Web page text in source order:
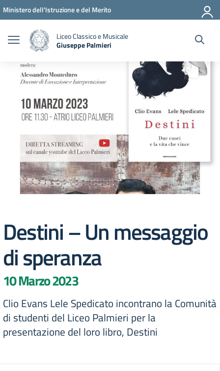
Vai ai contenuti
Vai al menu di navigazione
Vai al footer
Ministero dell'Istruzione e del Merito
Liceo Classico e Musicale
Giuseppe Palmieri
Destini – Un messaggio
di speranza
10 Marzo 2023
Clio Evans Lele Spedicato incontrano la Comunità
di studenti del Liceo Palmieri per la
presentazione del loro libro, Destini